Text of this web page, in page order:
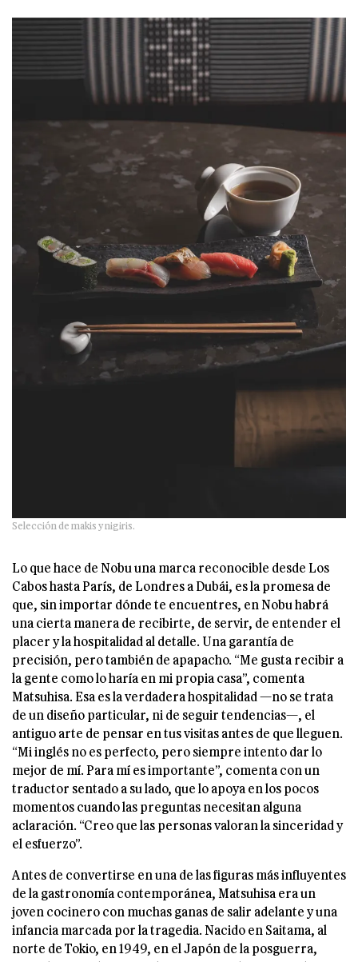
Selección de makis y nigiris.
Lo que hace de Nobu una marca reconocible desde Los
Cabos hasta París, de Londres a Dubái, es la promesa de
que, sin importar dónde te encuentres, en Nobu habrá
una cierta manera de recibirte, de servir, de entender el
placer y la hospitalidad al detalle. Una garantía de
precisión, pero también de apapacho. “Me gusta recibir a
la gente como lo haría en mi propia casa”, comenta
Matsuhisa. Esa es la verdadera hospitalidad —no se trata
de un diseño particular, ni de seguir tendencias—, el
antiguo arte de pensar en tus visitas antes de que lleguen.
“Mi inglés no es perfecto, pero siempre intento dar lo
mejor de mí. Para mí es importante”, comenta con un
traductor sentado a su lado, que lo apoya en los pocos
momentos cuando las preguntas necesitan alguna
aclaración. “Creo que las personas valoran la sinceridad y
el esfuerzo”.
Antes de convertirse en una de las figuras más influyentes
de la gastronomía contemporánea, Matsuhisa era un
joven cocinero con muchas ganas de salir adelante y una
infancia marcada por la tragedia. Nacido en Saitama, al
norte de Tokio, en 1949, en el Japón de la posguerra,